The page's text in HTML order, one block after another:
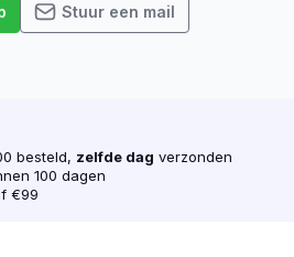
Stuur een mail
besteld, zelfde dag verzonden
100 dagen
€99